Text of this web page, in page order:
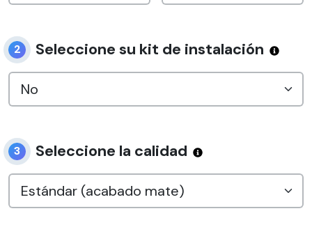
2 Seleccione su kit de instalación
3 Seleccione la calidad